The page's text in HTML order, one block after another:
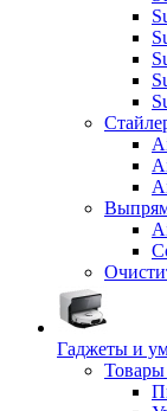
Гаджеты и
Товары